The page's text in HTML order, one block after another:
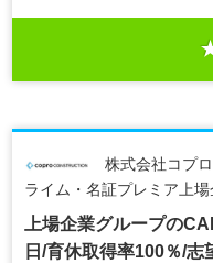
株式会社コプ
ライム・名証プレミア上場
上場企業グループの
日/育休取得率100％/